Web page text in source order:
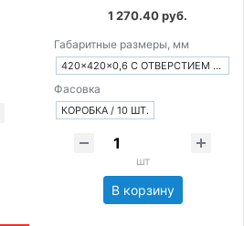
1 270.40 руб.
Габаритные размеры, мм
420×420×0,6 С ОТВЕРСТИЕМ Ø 15 ММ
Фасовка
КОРОБКА / 10 ШТ.
шт
В корзину